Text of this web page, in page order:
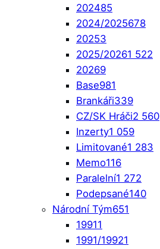
202485
2024/2025678
20253
2025/20261 522
20269
Base981
Brankáři339
CZ/SK Hráči2 560
Inzerty1 059
Limitované1 283
Memo116
Paralelní1 272
Podepsané140
Národní Tým651
19911
1991/19921